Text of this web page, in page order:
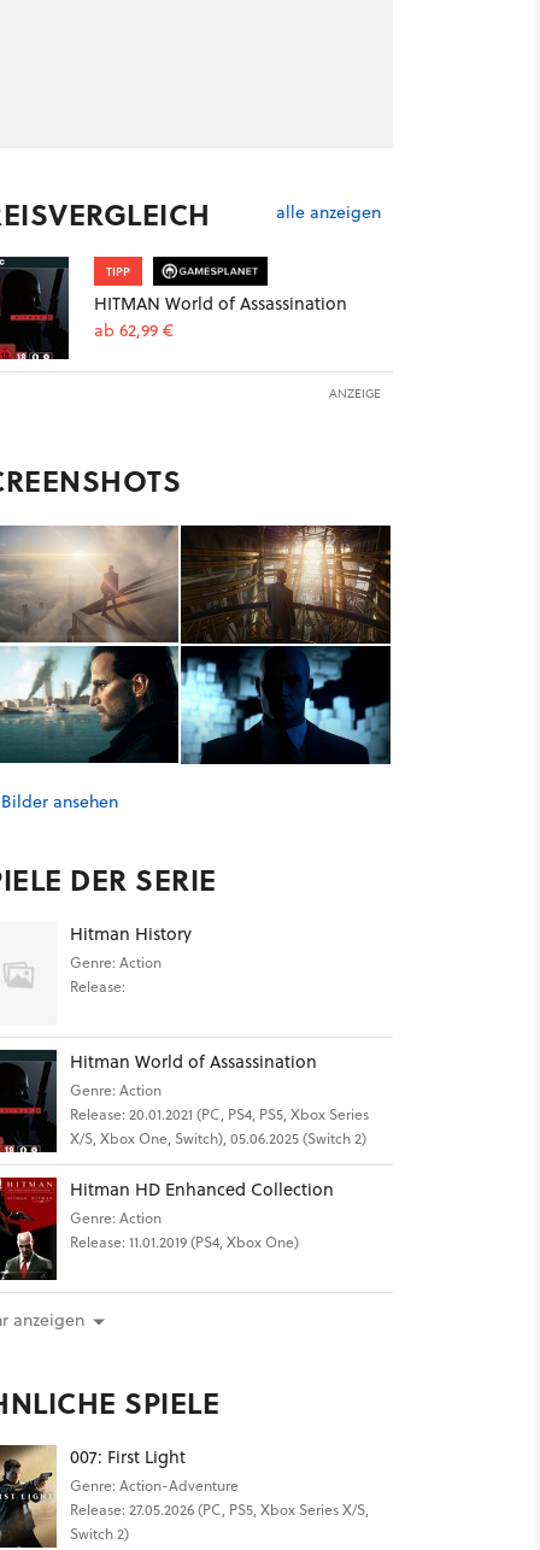
alle anzeigen
TIPP
HITMAN World of Assassination
ab 62,99 €
ANZEIGE
ansehen
DER SERIE
Hitman History
Genre: Action
Release:
Hitman World of Assassination
Genre: Action
Release: 20.01.2021 (PC, PS4, PS5, Xbox Series
X/S, Xbox One, Switch), 05.06.2025 (Switch 2)
Hitman HD Enhanced Collection
Genre: Action
Release: 11.01.2019 (PS4, Xbox One)
anzeigen
SPIELE
007: First Light
Genre: Action-Adventure
Release: 27.05.2026 (PC, PS5, Xbox Series X/S,
Switch 2)